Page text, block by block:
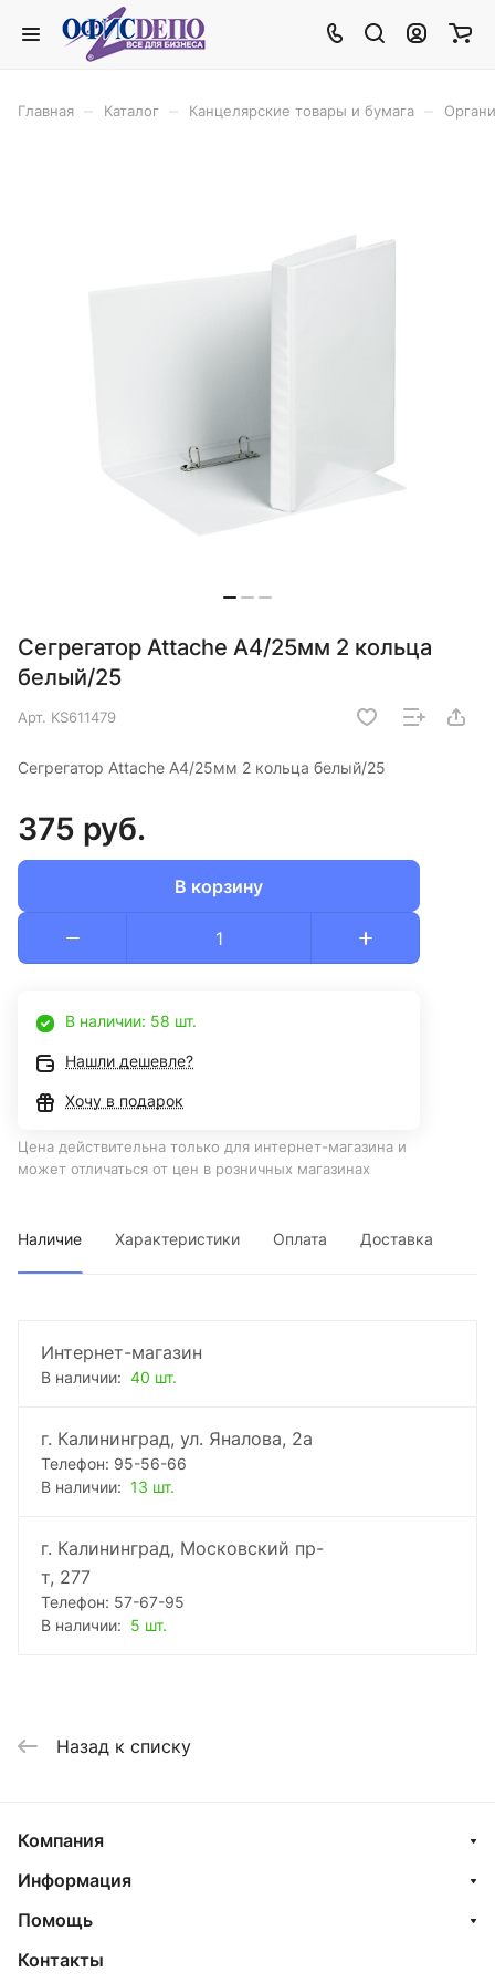
Главная Каталог Канцелярские товары и бумага
Сегрегатор Attache А4/25мм 2 кольца
белый/25
Арт. KS611479
Сегрегатор Attache А4/25мм 2 кольца белый/25
375 руб.
В корзину
В наличии: 58 шт.
Нашли дешевле?
Хочу в подарок
Цена действительна только для интернет-магазина и
может отличаться от цен в розничных магазинах
Наличие Характеристики Оплата Доставка
Интернет-магазин
В наличии: 40 шт.
г. Калининград, ул. Яналова, 2а
Телефон: 95-56-66
В наличии: 13 шт.
г. Калининград, Московский пр-
т, 277
Телефон: 57-67-95
В наличии: 5 шт.
Назад к списку
Компания
Информация
Помощь
Контакты